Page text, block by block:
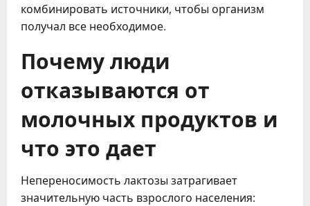
комбинировать источники, чтобы организм
получал все необходимое.
Почему люди
отказываются от
молочных продуктов и
что это дает
Непереносимость лактозы затрагивает
значительную часть взрослого населения: